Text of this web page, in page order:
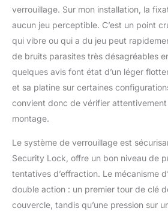
verrouillage. Sur mon installation, la
aucun jeu perceptible. C’est un point
qui vibre ou qui a du jeu peut
de bruits parasites très désagréables
quelques avis font état d’un léger
et sa platine sur certaines
convient donc de vérifier
montage.
Le système de verrouillage est
Security Lock, offre un bon niveau de
tentatives d’effraction. Le mécanisme
double action : un premier tour de clé
couvercle, tandis qu’une pression sur